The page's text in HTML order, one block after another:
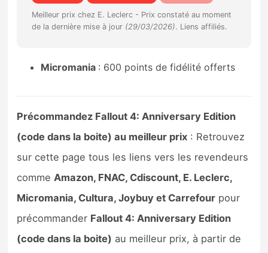
Sorties de jeux
Meilleur prix chez E. Leclerc - Prix constaté au moment
de la dernière mise à jour (29/03/2026). Liens affiliés.
Micromania : 600 points de fidélité offerts
Précommandez Fallout 4: Anniversary Edition
(code dans la boite) au meilleur prix : Retrouvez
sur cette page tous les liens vers les revendeurs
commeAmazon, FNAC, Cdiscount, E. Leclerc,
Micromania, Cultura, Joybuy et Carrefour pour
précommander Fallout 4: Anniversary Edition
(code dans la boite) au meilleur prix, à partir de